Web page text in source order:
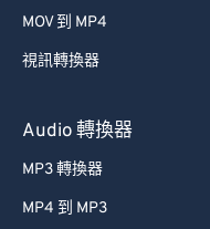
MOV 到 MP4
視訊轉換器
Audio 轉換器
MP3 轉換器
MP4 到 MP3